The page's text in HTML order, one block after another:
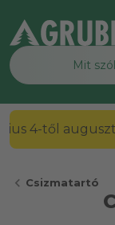
2026. július 4-
chevron_left Csizmatartó